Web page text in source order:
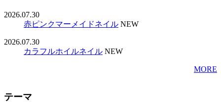
2026.07.30
赤ピンクマーメイドネイル NEW
2026.07.30
カラフルホイルネイル NEW
MORE
テーマ